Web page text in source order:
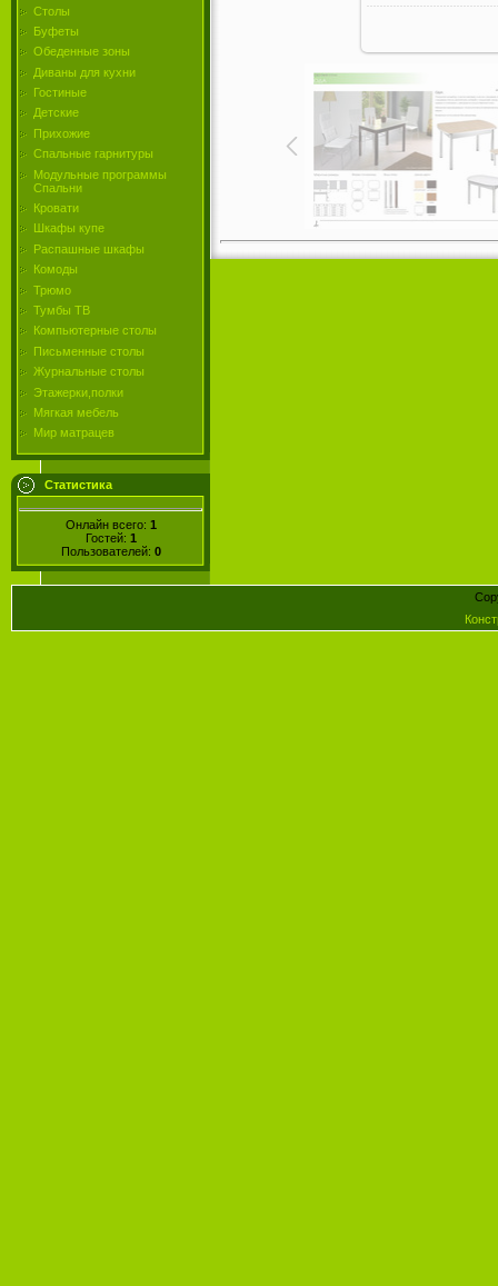
Столы
Буфеты
Обеденные зоны
Диваны для кухни
Гостиные
Детские
Прихожие
Спальные гарнитуры
Модульные программы
Спальни
Кровати
Шкафы купе
Распашные шкафы
Комоды
Трюмо
Тумбы ТВ
Компьютерные столы
Письменные столы
Журнальные столы
Этажерки,полки
Мягкая мебель
Мир матрацев
Статистика
Онлайн всего: 1
Гостей: 1
Пользователей: 0